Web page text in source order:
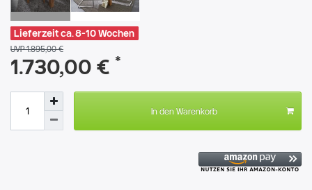
Lieferzeit ca. 8-10 Wochen
UVP 1.895,00 €
1.730,00 € *
In den Warenkorb